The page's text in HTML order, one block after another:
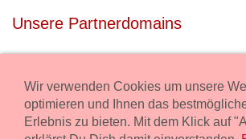
Unsere Partnerdomains
Miete unser Haus bei Wiener Neustadt für
Übernachtung.
freilaender.at
Wir verwenden Cookies um unsere
optimieren und Ihnen das
Erlebnis zu bieten. Mit dem Klick auf